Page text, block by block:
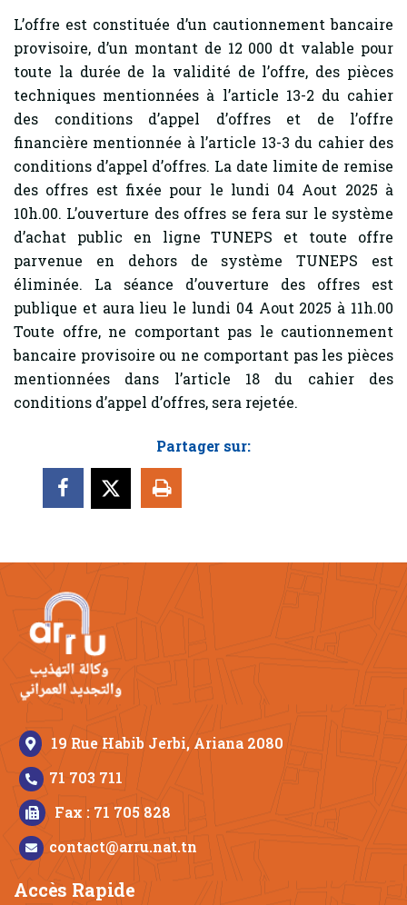
L’offre est constituée d’un cautionnement bancaire
provisoire, d’un montant de 12 000 dt valable pour
toute la durée de la validité de l’offre, des pièces
techniques mentionnées à l’article 13-2 du cahier
des conditions d’appel d’offres et de l’offre
financière mentionnée à l’article 13-3 du cahier des
conditions d’appel d’offres. La date limite de remise
des offres est fixée pour le lundi 04 Aout 2025 à
10h.00. L’ouverture des offres se fera sur le système
d’achat public en ligne TUNEPS et toute offre
parvenue en dehors de système TUNEPS est
éliminée. La séance d’ouverture des offres est
publique et aura lieu le lundi 04 Aout 2025 à 11h.00
Toute offre, ne comportant pas le cautionnement
bancaire provisoire ou ne comportant pas les pièces
mentionnées dans l’article 18 du cahier des
conditions d’appel d’offres, sera rejetée.
Partager sur:
19 Rue Habib Jerbi, Ariana 2080
71 703 711
Fax : 71 705 828
contact@arru.nat.tn
Accès Rapide